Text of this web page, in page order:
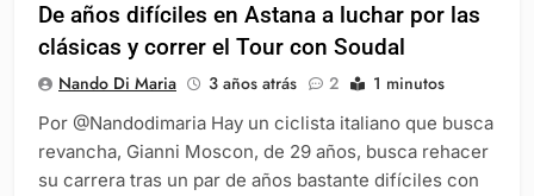
De años difíciles en Astana a luchar por las
clásicas y correr el Tour con Soudal
Nando Di Maria 3 años atrás 2 1 minutos
Por @Nandodimaria Hay un ciclista italiano que busca
revancha, Gianni Moscon, de 29 años, busca rehacer
su carrera tras un par de años bastante difíciles con